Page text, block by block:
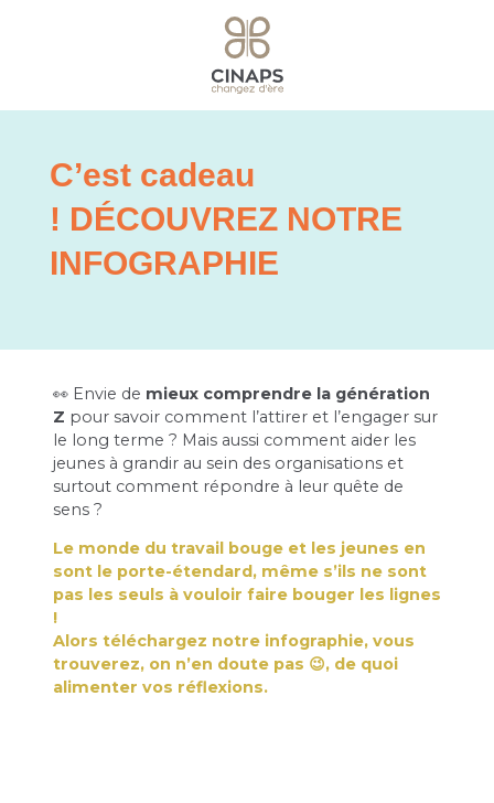
C’est cadeau
! DÉCOUVREZ NOTRE
INFOGRAPHIE
👀 Envie de mieux comprendre la génération
Z pour savoir comment l’attirer et l’engager sur
le long terme ? Mais aussi comment aider les
jeunes à grandir au sein des organisations et
surtout comment répondre à leur quête de
sens ?
Le monde du travail bouge et les jeunes en
sont le porte-étendard, même s’ils ne sont
pas les seuls à vouloir faire bouger les lignes
!
Alors téléchargez notre infographie, vous
trouverez, on n’en doute pas 😉, de quoi
alimenter vos réflexions.